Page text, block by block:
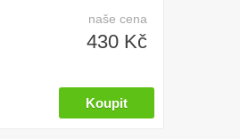
naše cena
430 Kč